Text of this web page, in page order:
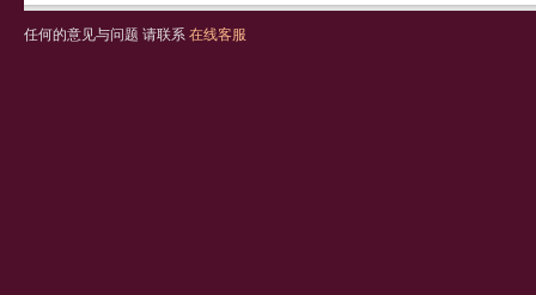
任何的意见与问题 请联系 在线客服